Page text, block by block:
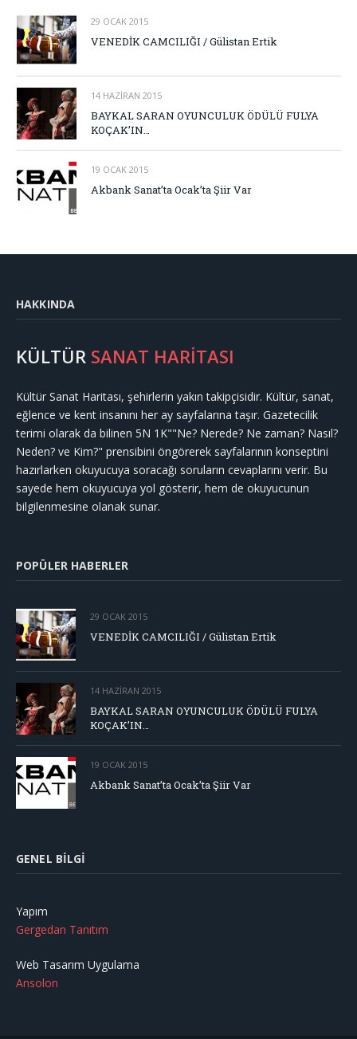
29 OCAK 2015
VENEDİK CAMCILIĞI / Gülistan Ertik
14 HAZIRAN 2015
BAYKAL SARAN OYUNCULUK ÖDÜLÜ FULYA
KOÇAK’IN…
19 OCAK 2015
Akbank Sanat’ta Ocak’ta Şiir Var
HAKKINDA
KÜLTÜR SANAT HARİTASI
Kültür Sanat Haritası, şehirlerin yakın takipçisidir. Kültür, sanat,
eğlence ve kent insanını her ay sayfalarına taşır. Gazetecilik
terimi olarak da bilinen 5N 1K""Ne? Nerede? Ne zaman? Nasıl?
Neden? ve Kim?" prensibini öngörerek sayfalarının konseptini
hazırlarken okuyucuya soracağı soruların cevaplarını verir. Bu
sayede hem okuyucuya yol gösterir, hem de okuyucunun
bilgilenmesine olanak sunar.
POPÜLER HABERLER
29 OCAK 2015
VENEDİK CAMCILIĞI / Gülistan Ertik
14 HAZIRAN 2015
BAYKAL SARAN OYUNCULUK ÖDÜLÜ FULYA
KOÇAK’IN…
19 OCAK 2015
Akbank Sanat’ta Ocak’ta Şiir Var
GENEL BILGI
Yapım
Gergedan Tanıtım
Web Tasarım Uygulama
Ansolon